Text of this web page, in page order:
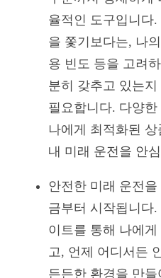
율적인 도구입니다
을 쫓기보다는, 나
용 빈도 등을 고려
분히 갖추고 있는
필요합니다. 다양
나에게 최적화된
내 미래 운전을 안
안전한 미래 운전
금부터 시작됩니다
이트를 통해 나에
고, 언제 어디서든
든든한 환경을 만